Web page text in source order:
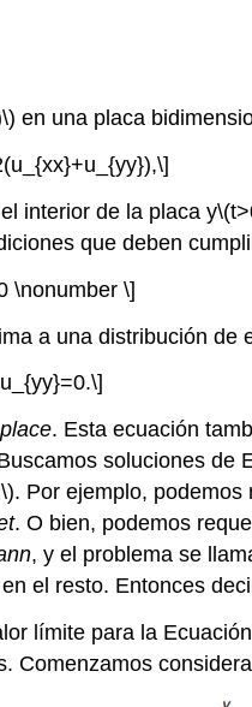
en una placa
interior de la placa y
que deben
\nonumber \]
a una distribución de
. Esta ecuación
soluciones de
. Por ejemplo, podemos
. O bien, podemos
, y el problema se
el resto. Entonces
límite para la
Comenzamos